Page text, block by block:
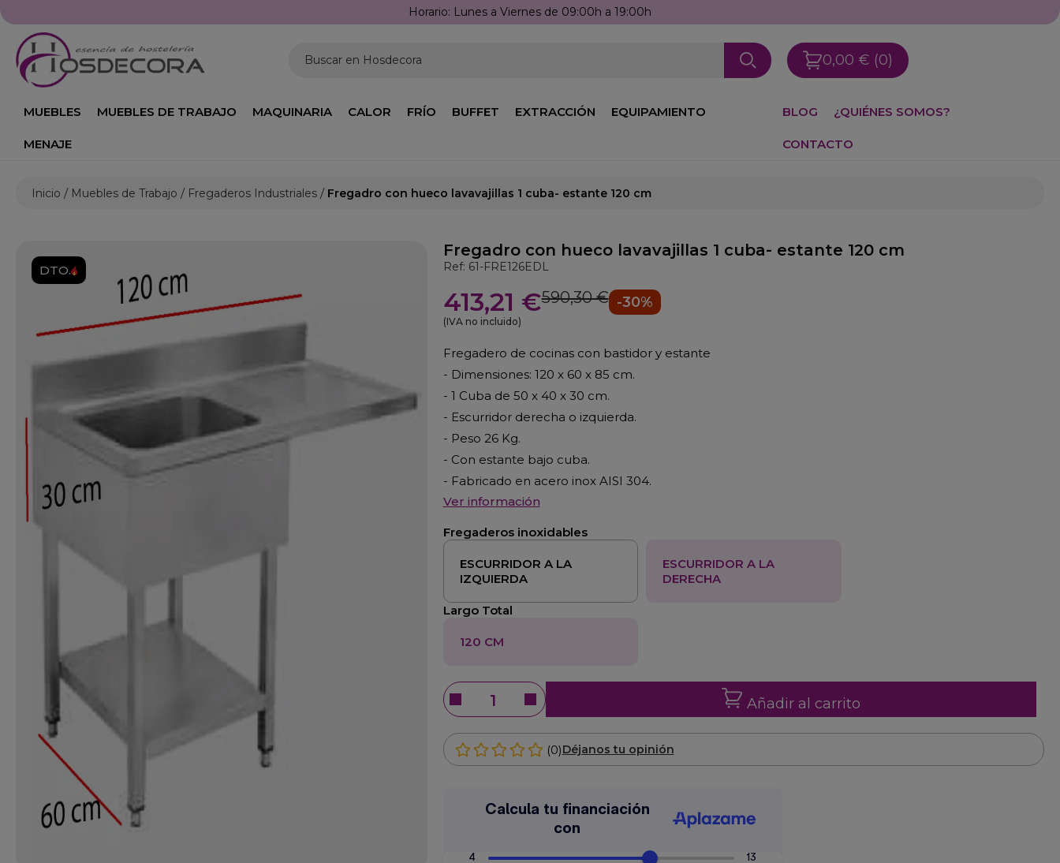
Horario: Lunes a Viernes de 09:00h a 19:00h
Buscar en Hosdecora 0,00 € (0)
MUEBLES MUEBLES DE TRABAJO MAQUINARIA CALOR FRÍO BUFFET EXTRACCIÓN EQUIPAMIENTO
MENAJE
BLOG ¿QUIÉNES SOMOS?
CONTACTO
Inicio Muebles de Trabajo Fregaderos Industriales Fregadro con hueco lavavajillas 1 cuba- estante 120 cm
DTO.
Fregadro con hueco lavavajillas 1 cuba- estante 120 cm
Ref: 61-FRE126EDL
413,21 €590,30 € -30%
(IVA no incluido)
Fregadero de cocinas con bastidor y estante
- Dimensiones: 120 x 60 x 85 cm.
- 1 Cuba de 50 x 40 x 30 cm.
- Escurridor derecha o izquierda.
- Peso 26 Kg.
- Con estante bajo cuba.
- Fabricado en acero inox AISI 304.
Ver información
Fregaderos inoxidables
ESCURRIDOR A LA
IZQUIERDA
ESCURRIDOR A LA
DERECHA
Largo Total
120 CM
Añadir al carrito
(0)Déjanos tu opinión